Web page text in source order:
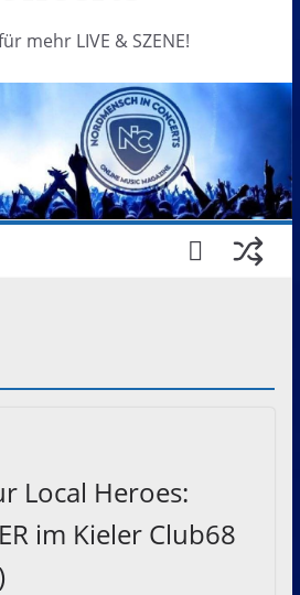
mehr LIVE & SZENE!
Local Heroes:
im Kieler Club68